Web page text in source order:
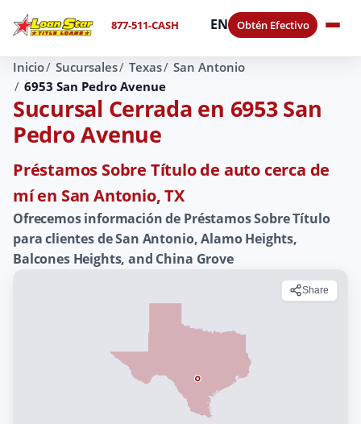
877-511-CASH EN Obtén Efectivo
Inicio Sucursales Texas
San Antonio
6953 San Pedro Avenue
Sucursal Cerrada en 6953 San
Pedro Avenue
Préstamos Sobre Título de auto cerca de
mí en San Antonio, TX
Ofrecemos información de Préstamos Sobre Título
para clientes de San Antonio, Alamo Heights,
Balcones Heights, and China Grove
Share